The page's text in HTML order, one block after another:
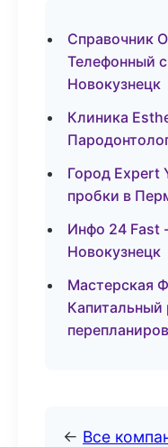
Справочник
Телефонный
Новокузнецк
Клиника
Город Expert
пробки в
Инфо 24 Fast
Новокузнецк
Мастерская
Капитальный
← Все